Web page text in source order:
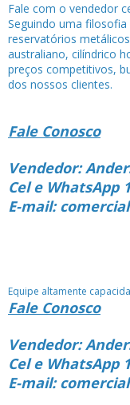
Fale com o vendedor
Seguindo uma
reservatórios
australiano, cilíndrico
preços competitivos,
dos nossos clientes.
Fale Conosco
Vendedor:
Cel e WhatsApp
E-mail:
Equipe altamente
Fale Conosco
Vendedor:
Cel e WhatsApp
E-mail: